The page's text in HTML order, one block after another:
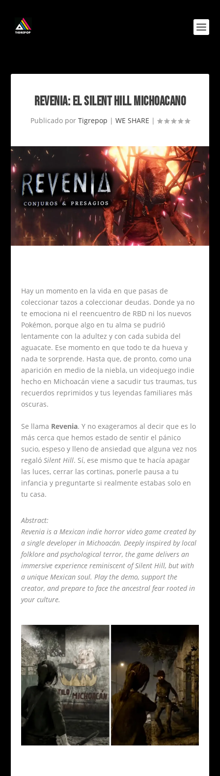
REVENIA: EL SILENT HILL MICHOACANO
Publicado por Tigrepop | WE SHARE |
Hay un momento en la vida en que pasas de
coleccionar tazos a coleccionar deudas. Donde ya no
te emociona ni el reencuentro de RBD ni los nuevos
Pokémon, porque algo en tu alma se pudrió
lentamente con la adultez y con cada subida del
aguacate. Ese momento en que todo te da hueva y
nada te sorprende. Hasta que, de pronto, como una
aparición en medio de la niebla, un videojuego indie
hecho en Michoacán viene a sacudir tus traumas, tus
recuerdos reprimidos y tus leyendas familiares más
oscuras.
Se llama Revenia. Y no exageramos al decir que es lo
más cerca que hemos estado de sentir el pánico
sucio, espeso y lleno de ansiedad que alguna vez nos
regaló Silent Hill. Sí, ese mismo que te hacía apagar
las luces, cerrar las cortinas, ponerle pausa a tu
infancia y preguntarte si realmente estabas solo en
tu casa.
Abstract:
Revenia is a Mexican indie horror video game created by
a single developer in Michoacán. Deeply inspired by local
folklore and psychological terror, the game delivers an
immersive experience reminiscent of Silent Hill, but with
a unique Mexican soul. Play the demo, support the
creator, and prepare to face the ancestral fear rooted in
your culture.